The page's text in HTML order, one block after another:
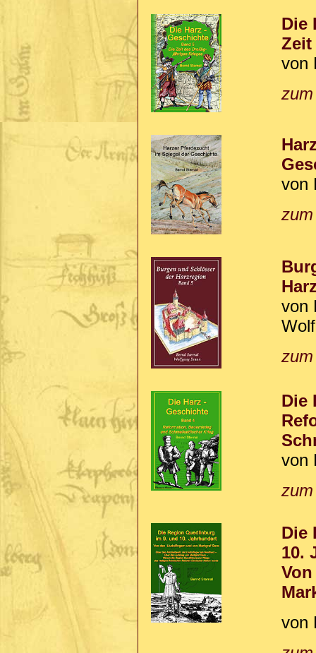
Die
Zeit
von
von
von
Die
von
Die
10.
von